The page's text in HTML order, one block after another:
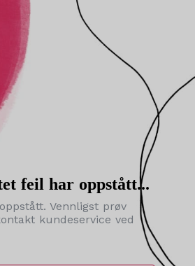
feil har oppstått...
Vennligst prøv
kundeservice ved